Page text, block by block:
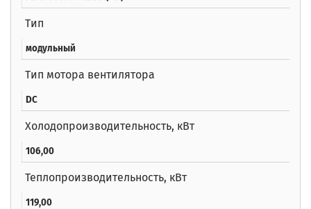
Тип
модульный
Тип мотора вентилятора
DC
Холодопроизводительность, кВт
106,00
Теплопроизводительность, кВт
119,00